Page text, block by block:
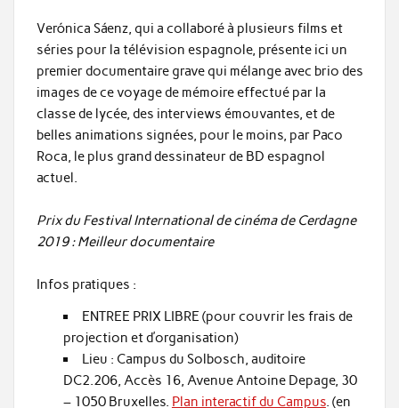
Verónica Sáenz, qui a collaboré à plusieurs films et
séries pour la télévision espagnole, présente ici un
premier documentaire grave qui mélange avec brio des
images de ce voyage de mémoire effectué par la
classe de lycée, des interviews émouvantes, et de
belles animations signées, pour le moins, par Paco
Roca, le plus grand dessinateur de BD espagnol
actuel.
Prix du Festival International de cinéma de Cerdagne
2019 : Meilleur documentaire
Infos pratiques :
ENTREE PRIX LIBRE (pour couvrir les frais de
projection et d’organisation)
Lieu : Campus du Solbosch, auditoire
DC2.206, Accès 16, Avenue Antoine Depage, 30
– 1050 Bruxelles. Plan interactif du Campus. (en